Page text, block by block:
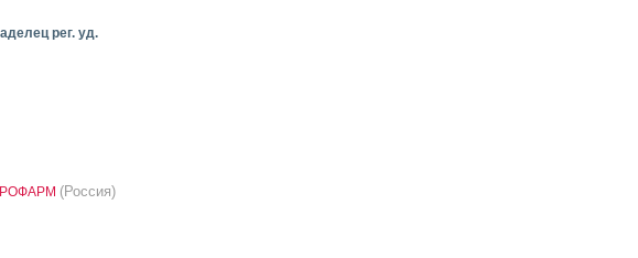
рег. уд.
(Россия)